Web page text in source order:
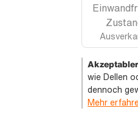
wie Dellen
dennoch
Mehr